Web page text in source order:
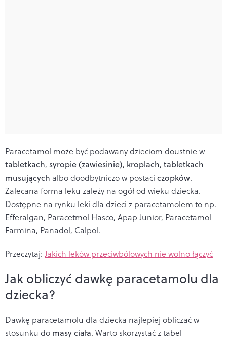
Paracetamol może być podawany dzieciom doustnie w
tabletkach, syropie (zawiesinie), kroplach, tabletkach
musujących albo doodbytniczo w postaci czopków.
Zalecana forma leku zależy na ogół od wieku dziecka.
Dostępne na rynku leki dla dzieci z paracetamolem to np.
Efferalgan, Paracetmol Hasco, Apap Junior, Paracetamol
Farmina, Panadol, Calpol.
Przeczytaj: Jakich leków przeciwbólowych nie wolno łączyć
Jak obliczyć dawkę paracetamolu dla
dziecka?
Dawkę paracetamolu dla dziecka najlepiej obliczać w
stosunku do masy ciała. Warto skorzystać z tabel